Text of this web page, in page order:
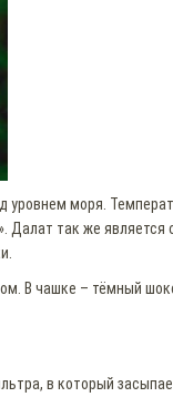
моря.
так же
В чашке – тёмный
в который